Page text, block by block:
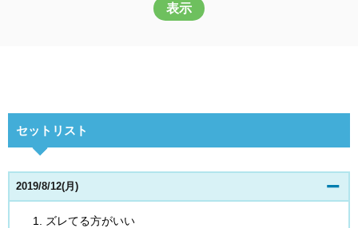
表示
セットリスト
2019/8/12(月)
ズレてる方がいい